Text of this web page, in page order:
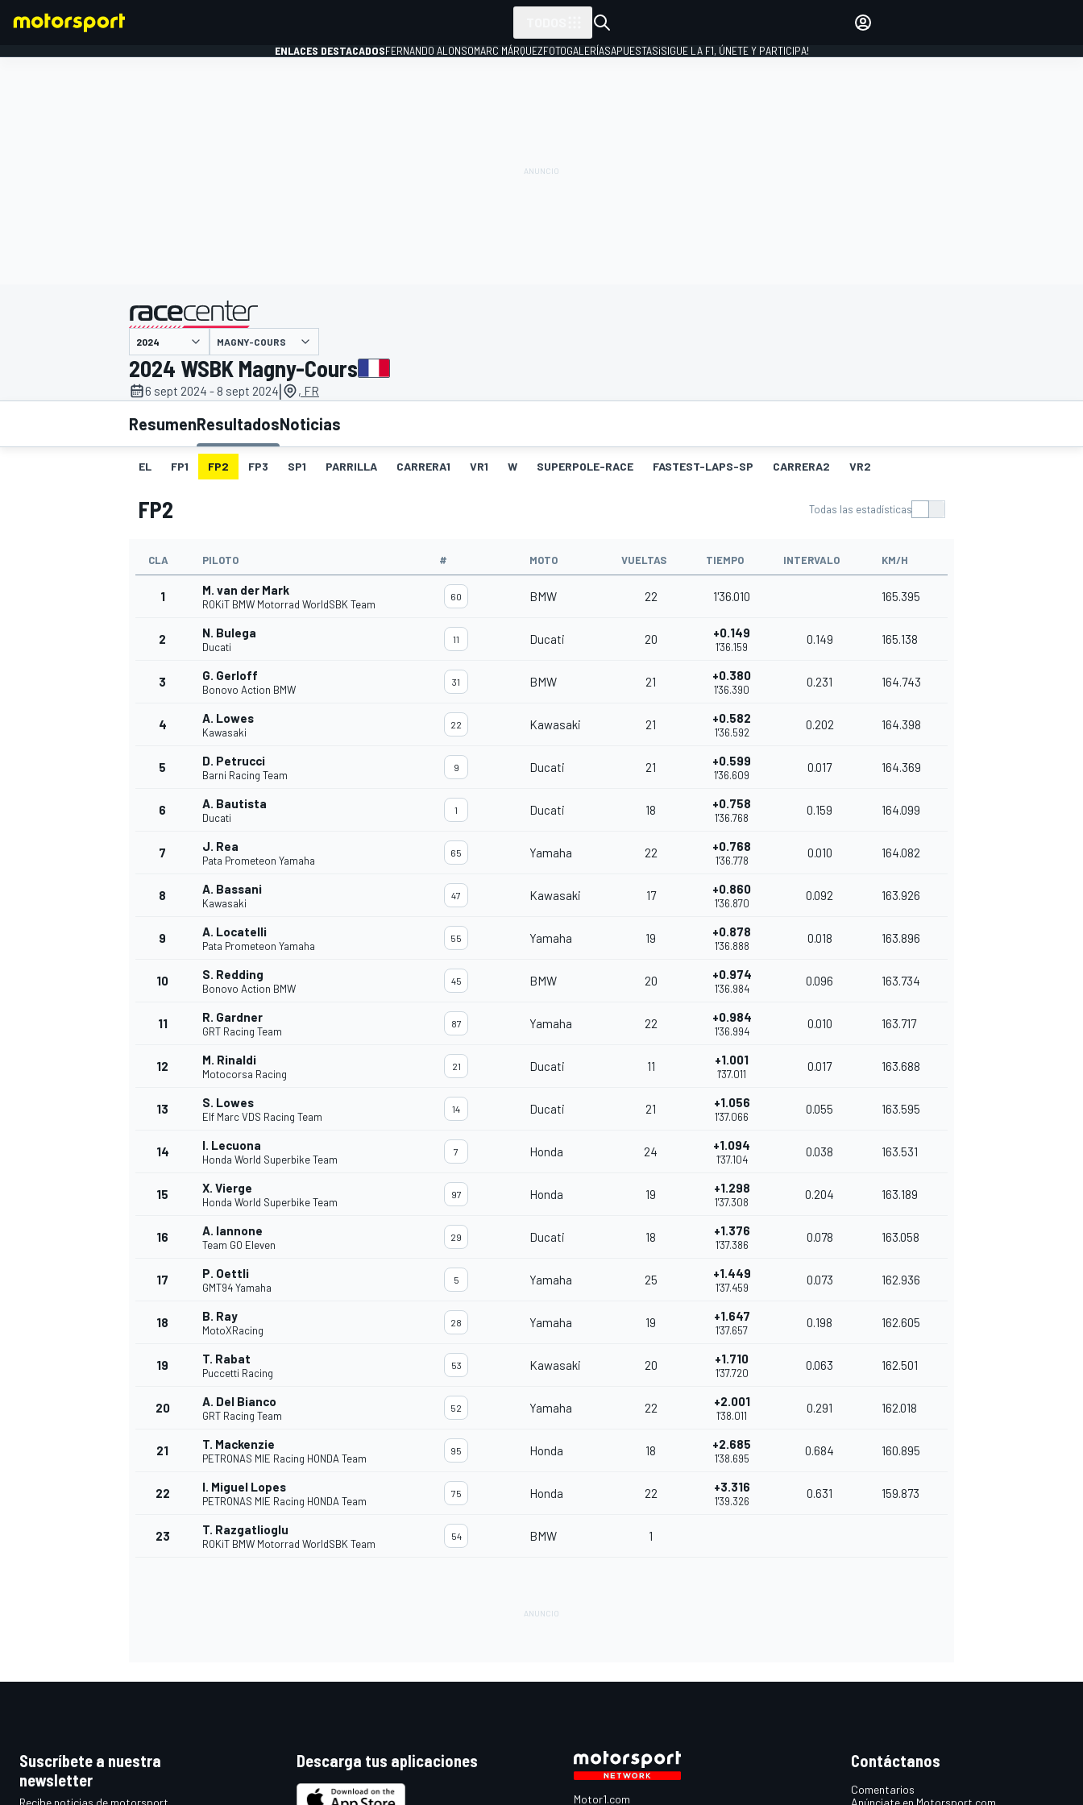
INDYCAR WRC
ENLACES DESTACADOSFERNANDO ALONSOMARC MÁRQUEZFOTOGALERÍASAPUESTAS¡SIGUE LA F1, ÚNETE Y PARTICIPA!
presentado por
MAGNY-COURS
2024 WSBK Magny-Cours
6 sept 2024 - 8 sept 2024| , FR
ResumenResultadosNoticias
EL FP1 FP2 FP3 SP1 PARRILLA CARRERA1 VR1 W SUPERPOLE-RACE FASTEST-LAPS-SP CARRERA2 VR2
FP2 Todas las estadísticas
CLA PILOTO # MOTO VUELTAS TIEMPO INTERVALO KM/H
1 M. van der Mark
ROKiT BMW Motorrad WorldSBK Team
60 BMW 22 1'36.010 165.395
2 N. Bulega
Ducati
11 Ducati 20 +0.149
1'36.159
0.149 165.138
3 G. Gerloff
Bonovo Action BMW
31 BMW 21 +0.380
1'36.390
0.231 164.743
4 A. Lowes
Kawasaki
22 Kawasaki 21 +0.582
1'36.592
0.202 164.398
5 D. Petrucci
Barni Racing Team
9 Ducati 21 +0.599
1'36.609
0.017 164.369
6 A. Bautista
Ducati
1 Ducati 18 +0.758
1'36.768
0.159 164.099
7 J. Rea
Pata Prometeon Yamaha
65 Yamaha 22 +0.768
1'36.778
0.010 164.082
8 A. Bassani
Kawasaki
47 Kawasaki 17 +0.860
1'36.870
0.092 163.926
9 A. Locatelli
Pata Prometeon Yamaha
55 Yamaha 19 +0.878
1'36.888
0.018 163.896
10 S. Redding
Bonovo Action BMW
45 BMW 20 +0.974
1'36.984
0.096 163.734
11 R. Gardner
GRT Racing Team
87 Yamaha 22 +0.984
1'36.994
0.010 163.717
12 M. Rinaldi
Motocorsa Racing
21 Ducati 11 +1.001
1'37.011
0.017 163.688
13 S. Lowes
Elf Marc VDS Racing Team
14 Ducati 21 +1.056
1'37.066
0.055 163.595
14 I. Lecuona
Honda World Superbike Team
7 Honda 24 +1.094
1'37.104
0.038 163.531
15 X. Vierge
Honda World Superbike Team
97 Honda 19 +1.298
1'37.308
0.204 163.189
16 A. Iannone
Team GO Eleven
29 Ducati 18 +1.376
1'37.386
0.078 163.058
17 P. Oettli
GMT94 Yamaha
5 Yamaha 25 +1.449
1'37.459
0.073 162.936
18 B. Ray
MotoXRacing
28 Yamaha 19 +1.647
1'37.657
0.198 162.605
19 T. Rabat
Puccetti Racing
53 Kawasaki 20 +1.710
1'37.720
0.063 162.501
20 A. Del Bianco
GRT Racing Team
52 Yamaha 22 +2.001
1'38.011
0.291 162.018
21 T. Mackenzie
PETRONAS MIE Racing HONDA Team
95 Honda 18 +2.685
1'38.695
0.684 160.895
22 I. Miguel Lopes
PETRONAS MIE Racing HONDA Team
75 Honda 22 +3.316
1'39.326
0.631 159.873
23 T. Razgatlioglu
ROKiT BMW Motorrad WorldSBK Team
54 BMW 1
Suscríbete a nuestra
newsletter
Recibe noticias de motorsport,
Descarga tus aplicaciones
Motor1.com
Contáctanos
Comentarios
Anúnciate en Motorsport.com